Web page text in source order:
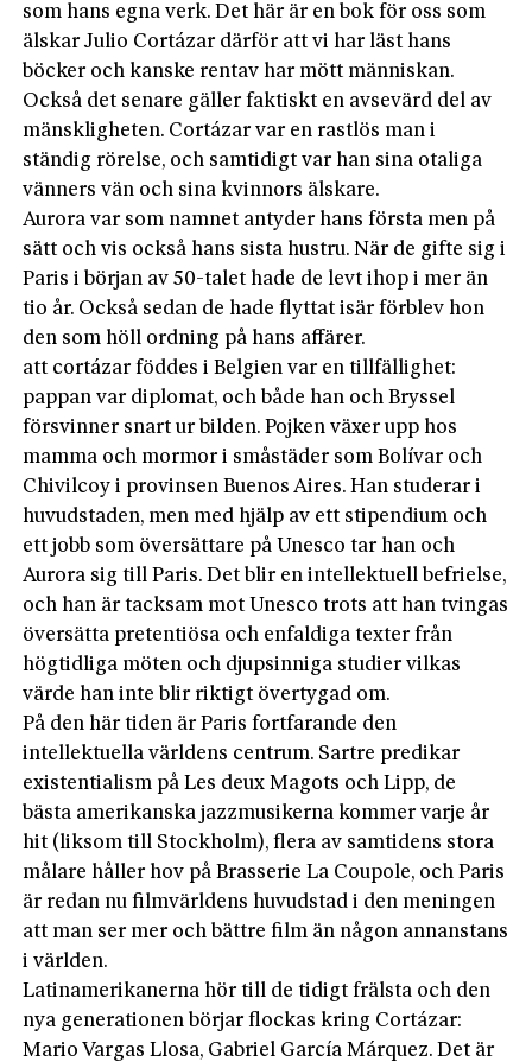
som hans egna verk. Det här är en bok för oss som
älskar Julio Cortázar därför att vi har läst hans
böcker och kanske rentav har mött människan.
Också det senare gäller faktiskt en avsevärd del av
mänskligheten. Cortázar var en rastlös man i
ständig rörelse, och samtidigt var han sina otaliga
vänners vän och sina kvinnors älskare.
Aurora var som namnet antyder hans första men på
sätt och vis också hans sista hustru. När de gifte sig i
Paris i början av 50-talet hade de levt ihop i mer än
tio år. Också sedan de hade flyttat isär förblev hon
den som höll ordning på hans affärer.
att cortázar föddes i Belgien var en tillfällighet:
pappan var diplomat, och både han och Bryssel
försvinner snart ur bilden. Pojken växer upp hos
mamma och mormor i småstäder som Bolívar och
Chivilcoy i provinsen Buenos Aires. Han studerar i
huvudstaden, men med hjälp av ett stipendium och
ett jobb som översättare på Unesco tar han och
Aurora sig till Paris. Det blir en intellektuell befrielse,
och han är tacksam mot Unesco trots att han tvingas
översätta pretentiösa och enfaldiga texter från
högtidliga möten och djupsinniga studier vilkas
värde han inte blir riktigt övertygad om.
På den här tiden är Paris fortfarande den
intellektuella världens centrum. Sartre predikar
existentialism på Les deux Magots och Lipp, de
bästa amerikanska jazzmusikerna kommer varje år
hit (liksom till Stockholm), flera av samtidens stora
målare håller hov på Brasserie La Coupole, och Paris
är redan nu filmvärldens huvudstad i den meningen
att man ser mer och bättre film än någon annanstans
i världen.
Latinamerikanerna hör till de tidigt frälsta och den
nya generationen börjar flockas kring Cortázar:
Mario Vargas Llosa, Gabriel García Márquez. Det är